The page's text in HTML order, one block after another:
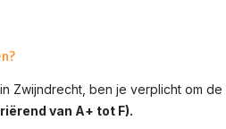
Zwijndrecht , ben je verplicht om
van A+ tot F).